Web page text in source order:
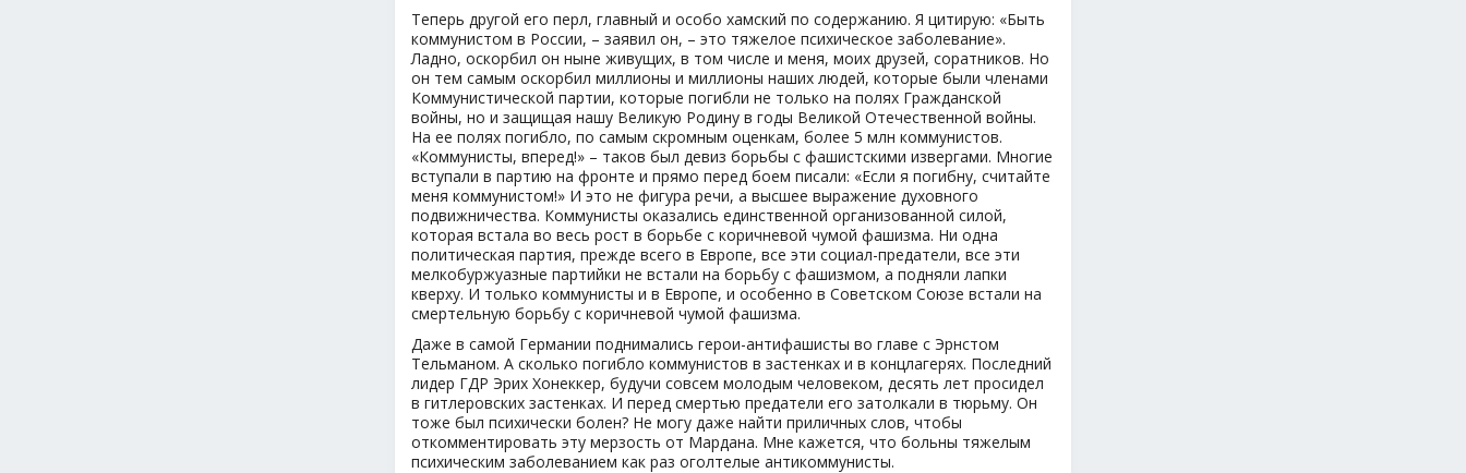
Теперь другой его перл, главный и особо хамский по содержанию. Я цитирую: «Быть
коммунистом в России, – заявил он, – это тяжелое психическое заболевание».
Ладно, оскорбил он ныне живущих, в том числе и меня, моих друзей, соратников. Но
он тем самым оскорбил миллионы и миллионы наших людей, которые были членами
Коммунистической партии, которые погибли не только на полях Гражданской
войны, но и защищая нашу Великую Родину в годы Великой Отечественной войны.
На ее полях погибло, по самым скромным оценкам, более 5 млн коммунистов.
«Коммунисты, вперед!» – таков был девиз борьбы с фашистскими извергами. Многие
вступали в партию на фронте и прямо перед боем писали: «Если я погибну, считайте
меня коммунистом!» И это не фигура речи, а высшее выражение духовного
подвижничества. Коммунисты оказались единственной организованной силой,
которая встала во весь рост в борьбе с коричневой чумой фашизма. Ни одна
политическая партия, прежде всего в Европе, все эти социал-предатели, все эти
мелкобуржуазные партийки не встали на борьбу с фашизмом, а подняли лапки
кверху. И только коммунисты и в Европе, и особенно в Советском Союзе встали на
смертельную борьбу с коричневой чумой фашизма.
Даже в самой Германии поднимались герои-антифашисты во главе с Эрнстом
Тельманом. А сколько погибло коммунистов в застенках и в концлагерях. Последний
лидер ГДР Эрих Хонеккер, будучи совсем молодым человеком, десять лет просидел
в гитлеровских застенках. И перед смертью предатели его затолкали в тюрьму. Он
тоже был психически болен? Не могу даже найти приличных слов, чтобы
откомментировать эту мерзость от Мардана. Мне кажется, что больны тяжелым
психическим заболеванием как раз оголтелые антикоммунисты.